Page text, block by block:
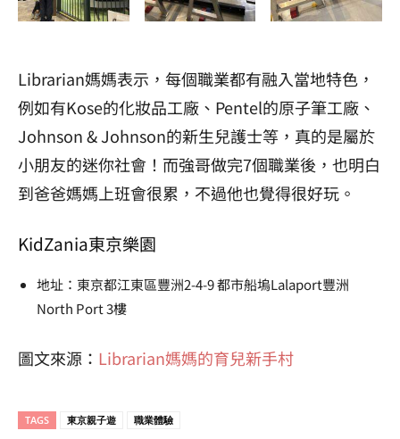
Librarian媽媽表示，每個職業都有融入當地特色，
例如有Kose的化妝品工廠、Pentel的原子筆工廠、
Johnson & Johnson的新生兒護士等，真的是屬於
小朋友的迷你社會！而強哥做完7個職業後，也明白
到爸爸媽媽上班會很累，不過他也覺得很好玩。
KidZania東京樂園
地址：東京都江東區豐洲2-4-9 都市船塢Lalaport豐洲
North Port 3樓
圖文來源： Librarian媽媽的育兒新手村
TAGS 東京親子遊 職業體驗